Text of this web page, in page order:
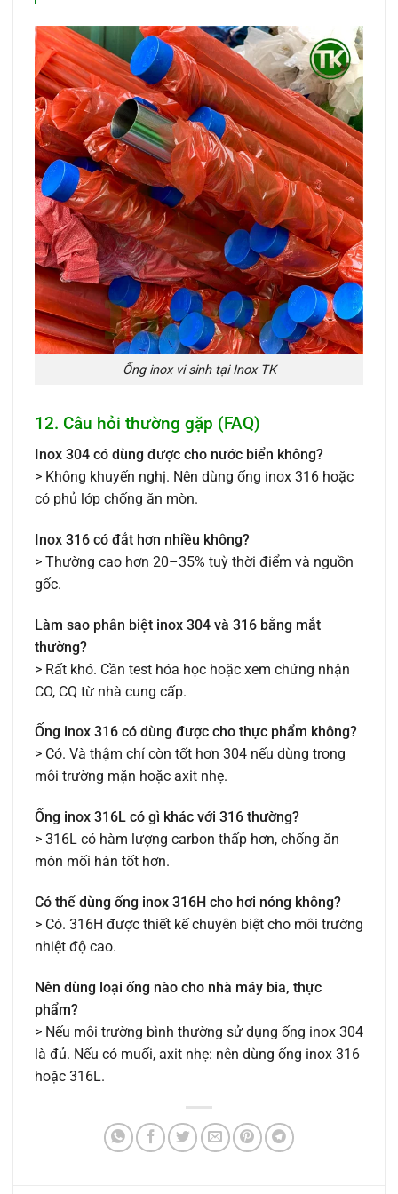
Ống inox vi sinh tại Inox TK
12. Câu hỏi thường gặp (FAQ)
Inox 304 có dùng được cho nước biển không?
> Không khuyến nghị. Nên dùng ống inox 316 hoặc
có phủ lớp chống ăn mòn.
Inox 316 có đắt hơn nhiều không?
> Thường cao hơn 20–35% tuỳ thời điểm và nguồn
gốc.
Làm sao phân biệt inox 304 và 316 bằng mắt
thường?
> Rất khó. Cần test hóa học hoặc xem chứng nhận
CO, CQ từ nhà cung cấp.
Ống inox 316 có dùng được cho thực phẩm không?
> Có. Và thậm chí còn tốt hơn 304 nếu dùng trong
môi trường mặn hoặc axit nhẹ.
Ống inox 316L có gì khác với 316 thường?
> 316L có hàm lượng carbon thấp hơn, chống ăn
mòn mối hàn tốt hơn.
Có thể dùng ống inox 316H cho hơi nóng không?
> Có. 316H được thiết kế chuyên biệt cho môi trường
nhiệt độ cao.
Nên dùng loại ống nào cho nhà máy bia, thực
phẩm?
> Nếu môi trường bình thường sử dụng ống inox 304
là đủ. Nếu có muối, axit nhẹ: nên dùng ống inox 316
hoặc 316L.